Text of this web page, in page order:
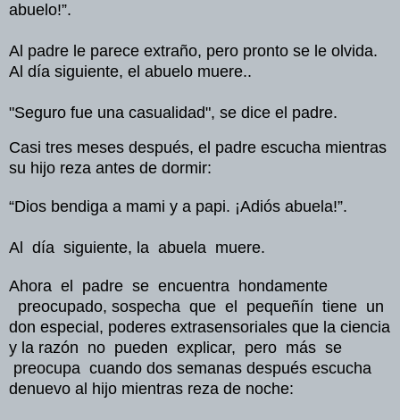
abuelo!”.
Al padre le parece extraño, pero pronto se le olvida.
Al día siguiente, el abuelo muere..
"Seguro fue una casualidad", se dice el padre.
Casi tres meses después, el padre escucha mientras
su hijo reza antes de dormir:
“Dios bendiga a mami y a papi. ¡Adiós abuela!”.
Al día siguiente, la abuela muere.
Ahora el padre se encuentra hondamente
preocupado, sospecha que el pequeñín tiene un
don especial, poderes extrasensoriales que la ciencia
y la razón no pueden explicar, pero más se
preocupa cuando dos semanas después escucha
denuevo al hijo mientras reza de noche: